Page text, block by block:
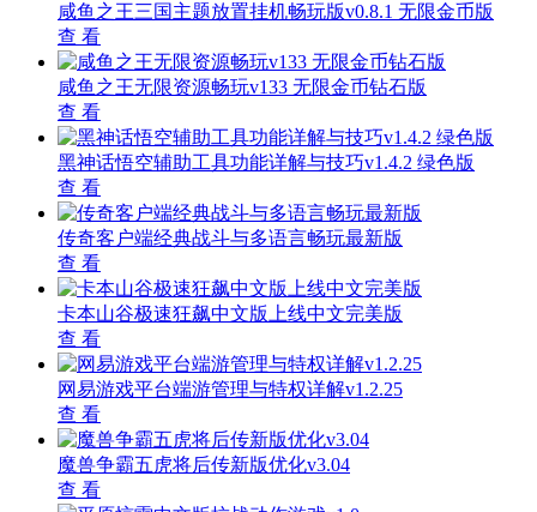
咸鱼之王三国主题放置挂机畅玩版v0.8.1 无限金币版
查 看
咸鱼之王无限资源畅玩v133 无限金币钻石版
查 看
黑神话悟空辅助工具功能详解与技巧v1.4.2 绿色版
查 看
传奇客户端经典战斗与多语言畅玩最新版
查 看
卡本山谷极速狂飙中文版上线中文完美版
查 看
网易游戏平台端游管理与特权详解v1.2.25
查 看
魔兽争霸五虎将后传新版优化v3.04
查 看